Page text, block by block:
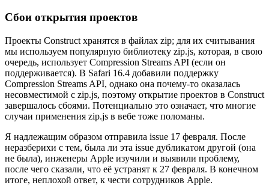
Сбои открытия проектов
Проекты Construct хранятся в файлах zip; для их считывания
мы используем популярную библиотеку zip.js, которая, в свою
очередь, использует Compression Streams API (если он
поддерживается). В Safari 16.4 добавили поддержку
Compression Streams API, однако она почему-то оказалась
несовместимой с zip.js, поэтому открытие проектов в Construct
завершалось сбоями. Потенциально это означает, что многие
случаи применения zip.js в вебе тоже поломаны.
Я надлежащим образом отправила issue 17 февраля. После
неразберихи с тем, была ли эта issue дубликатом другой (она
не была), инженеры Apple изучили и выявили проблему,
после чего сказали, что её устранят к 27 февраля. В конечном
итоге, неплохой ответ, к чести сотрудников Apple.